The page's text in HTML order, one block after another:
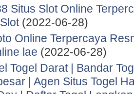
Situs Slot Online
(2022-06-28)
Online Terpercaya
lae (2022-06-28)
Togel Darat | Bandar
| Agen Situs Togel